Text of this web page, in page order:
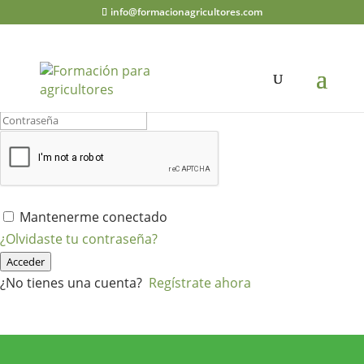
info@formacionagricultores.com
¡Hola, bienvenido de nuevo!
Mantenerme conectado
¿Olvidaste tu contraseña?
Acceder
¿No tienes una cuenta? Regístrate ahora